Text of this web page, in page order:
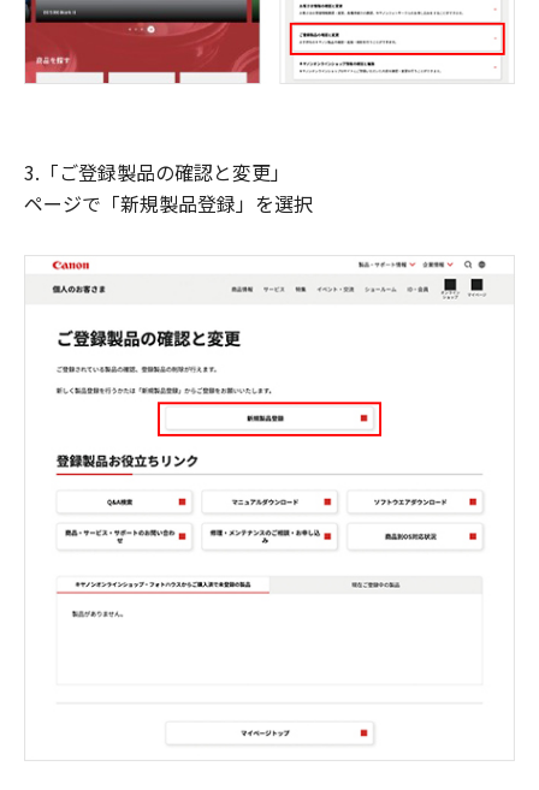
3.「ご登録製品の確認と変更」
ページで「新規製品登録」を選択